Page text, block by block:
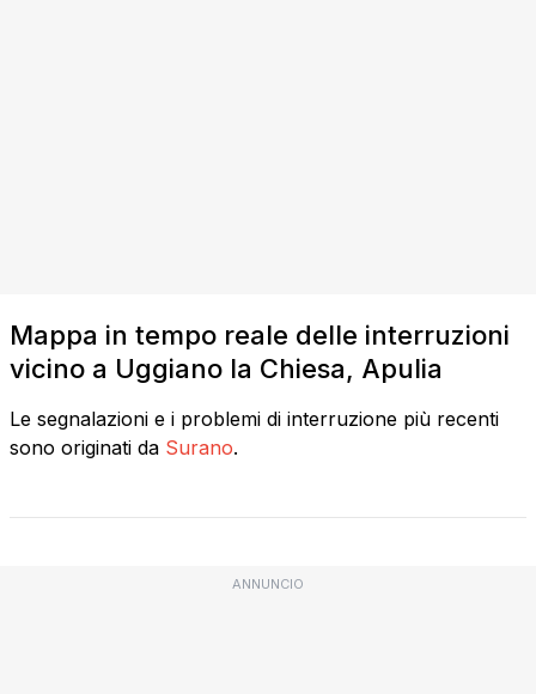
Mappa in tempo reale delle interruzioni
vicino a Uggiano la Chiesa, Apulia
Le segnalazioni e i problemi di interruzione più recenti
sono originati da Surano.
ANNUNCIO